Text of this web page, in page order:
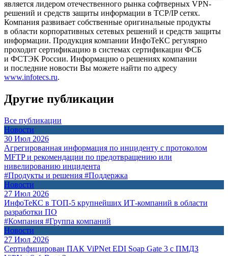
является лидером отечественного рынка софтверных VPN-
решений и средств защиты информации в TCP/IP сетях.
Компания развивает собственные оригинальные продукты
в области корпоративных сетевых решений и средств защиты
информации. Продукция компании ИнфоТеКС регулярно
проходит сертификацию в системах сертификации ФСБ
и ФСТЭК России. Информацию о решениях компании
и последние новости Вы можете найти по адресу
www.infotecs.ru.
Другие публикации
Все публикации
Новости
30 Июл 2026
Агрегированная информация по инциденту с протоколом
MFTP и рекомендации по предотвращению или
нивелированию инцидента
#Продукты и решения #Поддержка
Новости
27 Июл 2026
ИнфоТеКС в ТОП-5 крупнейших ИТ-компаний в области
разработки ПО
#Компания #Группа компаний
Новости
27 Июл 2026
Сертифицирован ПАК ViPNet EDI Soap Gate 3 с ПМДЗ